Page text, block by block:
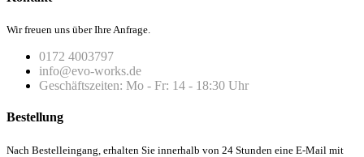
Wir freuen uns über Ihre Anfrage.
0172 4003797
info@evo-works.de
Geschäftszeiten: Mo - Fr: 14 - 18:30 Uhr
Bestellung
Nach Bestelleingang, erhalten Sie innerhalb von 24 Stunden eine E-Mail mit